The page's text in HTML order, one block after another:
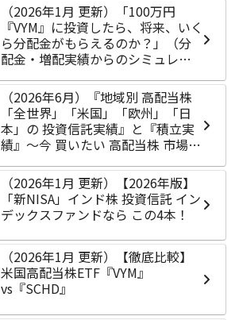
（2026年1月 更新）「100万円
『VYM』に投資したら、将来、いく
ら分配金がもらえるのか？」（分
配金・増配実績からのシミュレー
（2026年6月）『地域別 高配当株
「全世界」「米国」「欧州」「日
本」の 投資信託実績』と『積立実
績』～今 買いたい 高配当株 市場
（2026年1月 更新）【2026年版】
「新NISA」インド株 投資信託 イン
デックスファンドなら この4本！
（2026年1月 更新）【徹底比較】
米国高配当株ETF『VYM』
vs『SCHD』